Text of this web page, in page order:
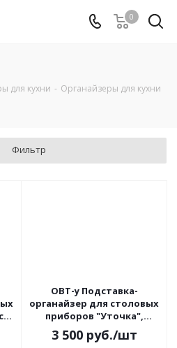
0
для кухни - Органайзеры для кухни
Фильтр
ОВТ-у Подставка-
органайзер для столовых
приборов "Уточка",
Посудный ряд, цвет
зеленый, ручная работа
3 500руб./шт